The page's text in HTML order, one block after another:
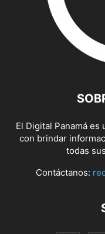
El Digital Panamá
con brindar
todas
Contáctanos: